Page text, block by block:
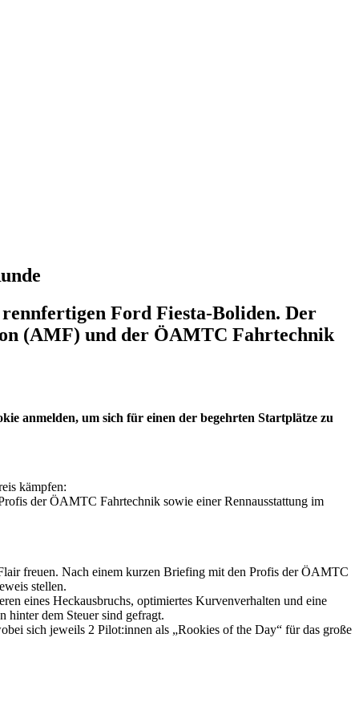
Ford Fiesta-Boliden. Der
(AMF) und der ÖAMTC Fahrtechnik
anmelden, um sich für einen der begehrten Startplätze zu
kämpfen:
der ÖAMTC Fahrtechnik sowie einer Rennausstattung im
freuen. Nach einem kurzen Briefing mit den Profis der ÖAMTC
stellen.
eines Heckausbruchs, optimiertes Kurvenverhalten und eine
hinter dem Steuer sind gefragt.
sich jeweils 2 Pilot:innen als „Rookies of the Day“ für das große